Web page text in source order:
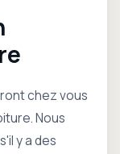
chez vous
Nous
y a des